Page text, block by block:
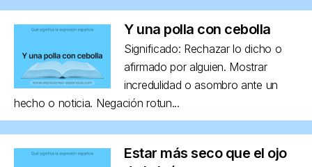
Y una polla con cebolla
Significado: Rechazar lo dicho o
afirmado por alguien. Mostrar
incredulidad o asombro ante un
hecho o noticia. Negación rotun...
Estar más seco que el ojo